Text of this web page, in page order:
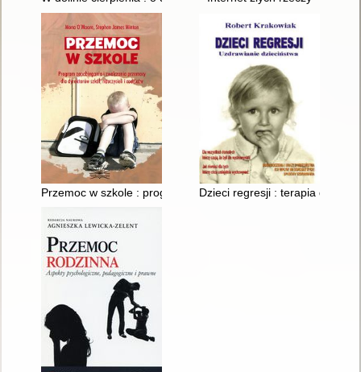
Przemoc w szkole : program zapobiegania i zwalczania
Dzieci regresji : terapia